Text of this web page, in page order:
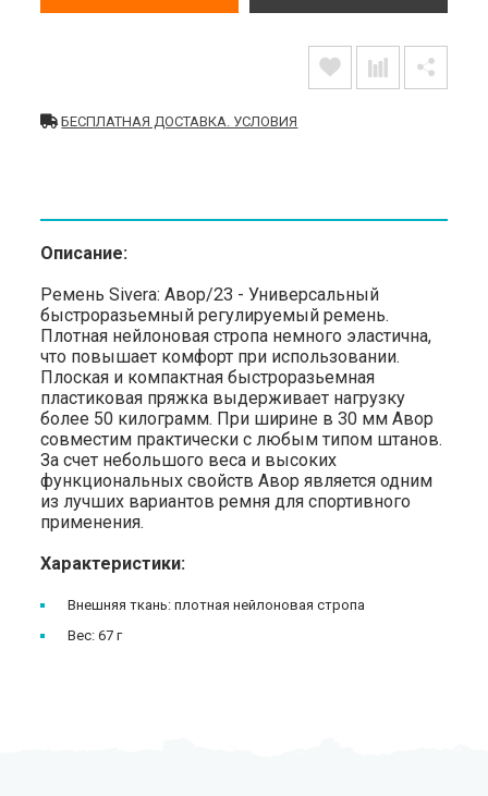
БЕСПЛАТНАЯ ДОСТАВКА. УСЛОВИЯ
Описание:
Ремень Sivera: Авор/23 - Универсальный
быстроразьемный регулируемый ремень.
Плотная нейлоновая стропа немного эластична,
что повышает комфорт при использовании.
Плоская и компактная быстроразьемная
пластиковая пряжка выдерживает нагрузку
более 50 килограмм. При ширине в 30 мм Авор
совместим практически с любым типом штанов.
За счет небольшого веса и высоких
функциональных свойств Авор является одним
из лучших вариантов ремня для спортивного
применения.
Характеристики:
Внешняя ткань: плотная нейлоновая стропа
Вес: 67 г